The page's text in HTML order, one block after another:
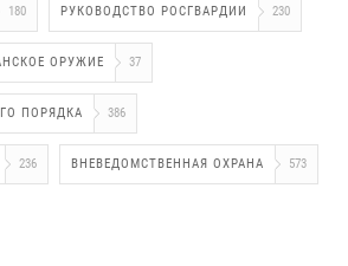
180 РУКОВОДСТВО РОСГВАРДИИ 230
ОРУЖИЕ 37
ПОРЯДКА 386
236 ВНЕВЕДОМСТВЕННАЯ ОХРАНА 573